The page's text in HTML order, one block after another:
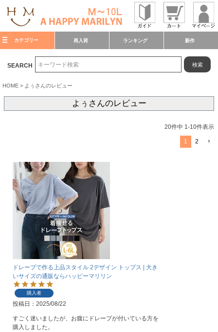
カテゴリー 再入荷 ランキング 新作
SEARCH 検索
HOME よぅさんのレビュー
よぅさんのレビュー
20件中 1-10件表示
1 2
ドレープで作る上品スタイル 2デザイン トップス | 大き
いサイズの通販ならハッピーマリリン
購入者
投稿日 2025/08/22
すごく迷いましたが、お腹にドレープが付いている方を
購入しました。